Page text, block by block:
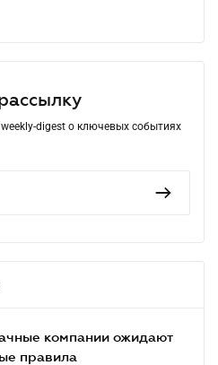
digest о ключевых событиях
компании ожидают
правила